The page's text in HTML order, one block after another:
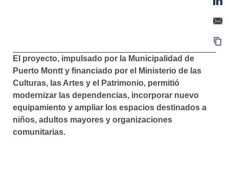
El proyecto, impulsado por la Municipalidad de
Puerto Montt y financiado por el Ministerio de las
Culturas, las Artes y el Patrimonio, permitió
modernizar las dependencias, incorporar nuevo
equipamiento y ampliar los espacios destinados a
niños, adultos mayores y organizaciones
comunitarias.